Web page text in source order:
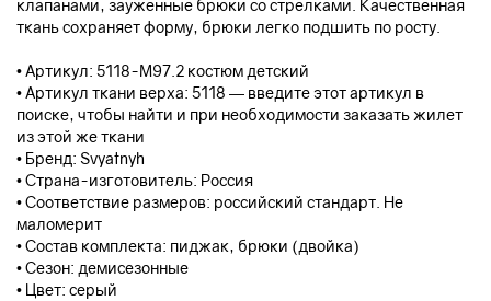
клапанами, зауженные брюки со стрелками. Качественная
ткань сохраняет форму, брюки легко подшить по росту.
• Артикул: 5118-М97.2 костюм детский
• Артикул ткани верха: 5118 — введите этот артикул в
поиске, чтобы найти и при необходимости заказать жилет
из этой же ткани
• Бренд: Svyatnyh
• Страна-изготовитель: Россия
• Соответствие размеров: российский стандарт. Не
маломерит
• Состав комплекта: пиджак, брюки (двойка)
• Сезон: демисезонные
• Цвет: серый